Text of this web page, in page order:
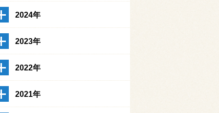
2024年
2023年
2022年
2021年